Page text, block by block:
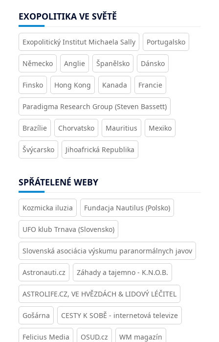
EXOPOLITIKA VE SVĚTĚ
Exopolitický Institut Michaela Sally Portugalsko
Německo Anglie Španělsko Dánsko
Finsko Hong Kong Kanada Francie
Paradigma Research Group (Steven Bassett)
Brazílie Chorvatsko Mauritius Mexiko
Švýcarsko Jihoafrická Republika
SPŘÁTELENÉ WEBY
Kozmicka iluzia Fundacja Nautilus (Polsko)
UFO klub Trnava (Slovensko)
Slovenská asociácia výskumu paranormálnych javov
Astronauti.cz Záhady a tajemno - K.N.O.B.
ASTROLIFE.CZ, VE HVĚZDÁCH & LIDOVÝ LÉČITEL
Gošárna CESTY K SOBĚ - internetová televize
Felicius Media OSUD.cz WM magazín